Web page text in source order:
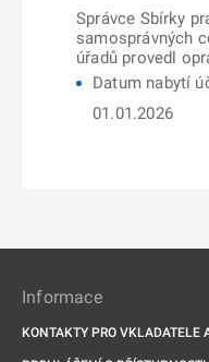
Správce Sbírky
samosprávných
úřadů provedl
Datum nabytí
01.01.2026
Informace
KONTAKTY PRO VKLADATELE